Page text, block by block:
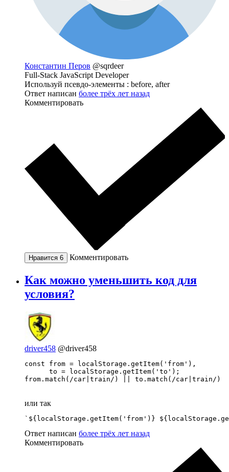
Константин Перов @sqrdeer
Full-Stack JavaScript Developer
Используй псевдо-элементы : before, after
Ответ написан более трёх лет назад
Комментировать
Нравится 6 Комментировать
Как можно уменьшить код для
условия?
driver458 @driver458
const from = localStorage.getItem('from'),
      to = localStorage.getItem('to');
from.match(/car|train/) || to.match(/car|train/)
или так
`${localStorage.getItem('from')}
Ответ написан более трёх лет назад
Комментировать